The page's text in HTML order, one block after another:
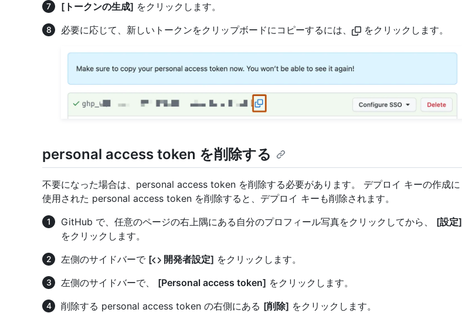
[トークンの生成] をクリックします。
必要に応じて、新しいトークンをクリップボードにコピーするには、
をクリックします。
personal access token を削除する
不要になった場合は、personal access token を削除する必要があります。 デプロイ キーの作成に
使用された personal access token を削除すると、デプロイ キーも削除されます。
GitHub で、任意のページの右上隅にある自分のプロフィール写真をクリックしてから、 [設定]
をクリックします。
左側のサイドバーで [ 開発者設定] をクリックします。
左側のサイドバーで、 [Personal access token] をクリックします。
削除する personal access token の右側にある [削除] をクリックします。